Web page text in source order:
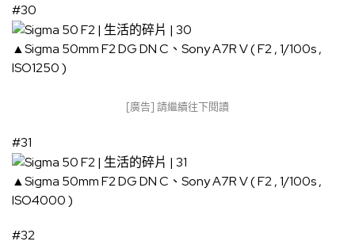
#30
▲Sigma 50mm F2 DG DN C、Sony A7R V ( F2 , 1/100s ,
ISO1250 )
[廣告] 請繼續往下閱讀
#31
▲Sigma 50mm F2 DG DN C、Sony A7R V ( F2 , 1/100s ,
ISO4000 )
#32